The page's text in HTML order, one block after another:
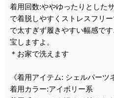
着用回数:ややゆったりとした
で着脱しやすくストレスフリ
で太すぎず履きやすい幅感で
宝しますよ。
＊お家で洗えます
《着用アイテム: シェルパーツ
着用カラー:アイボリー系